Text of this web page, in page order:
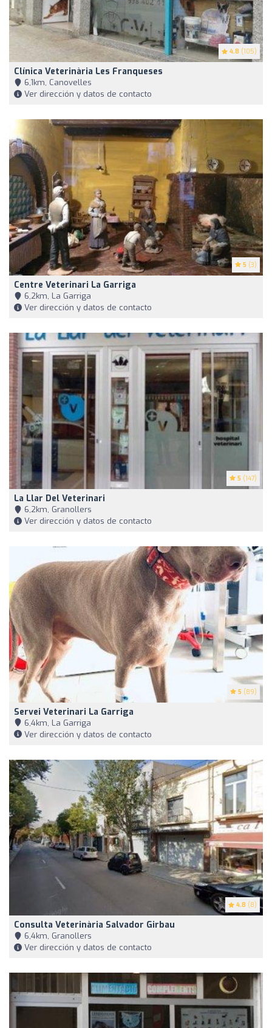
4.8 (105)
Clínica Veterinària Les Franqueses
6,1km, Canovelles
Ver dirección y datos de contacto
5 (3)
Centre Veterinari La Garriga
6,2km, La Garriga
Ver dirección y datos de contacto
5 (147)
La Llar Del Veterinari
6,2km, Granollers
Ver dirección y datos de contacto
5 (89)
Servei Veterinari La Garriga
6,4km, La Garriga
Ver dirección y datos de contacto
4.8 (8)
Consulta Veterinària Salvador Girbau
6,4km, Granollers
Ver dirección y datos de contacto